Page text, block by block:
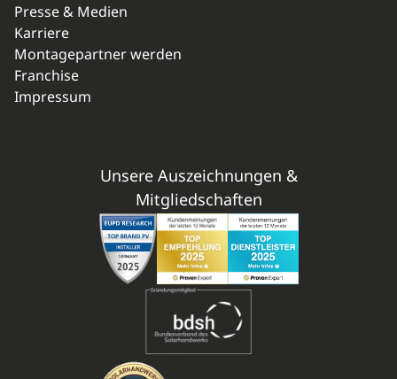
Presse & Medien
Karriere
Montagepartner werden
Franchise
Impressum
Unsere Auszeichnungen &
Mitgliedschaften